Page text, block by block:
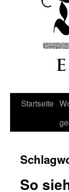
Startseite
So